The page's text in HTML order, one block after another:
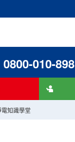
電知識學堂
0800-010-898